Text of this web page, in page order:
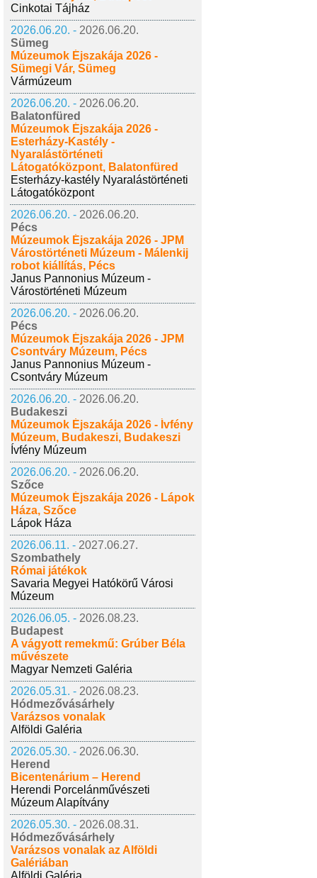
Cinkotai Tájház
2026.06.20. - 2026.06.20.
Sümeg
Múzeumok Éjszakája 2026 -
Sümegi Vár, Sümeg
Vármúzeum
2026.06.20. - 2026.06.20.
Balatonfüred
Múzeumok Éjszakája 2026 -
Esterházy-Kastély -
Nyaralástörténeti
Látogatóközpont, Balatonfüred
Esterházy-kastély Nyaralástörténeti
Látogatóközpont
2026.06.20. - 2026.06.20.
Pécs
Múzeumok Éjszakája 2026 - JPM
Várostörténeti Múzeum - Málenkij
robot kiállítás, Pécs
Janus Pannonius Múzeum -
Várostörténeti Múzeum
2026.06.20. - 2026.06.20.
Pécs
Múzeumok Éjszakája 2026 - JPM
Csontváry Múzeum, Pécs
Janus Pannonius Múzeum -
Csontváry Múzeum
2026.06.20. - 2026.06.20.
Budakeszi
Múzeumok Éjszakája 2026 - Ívfény
Múzeum, Budakeszi, Budakeszi
Ívfény Múzeum
2026.06.20. - 2026.06.20.
Szőce
Múzeumok Éjszakája 2026 - Lápok
Háza, Szőce
Lápok Háza
2026.06.11. - 2027.06.27.
Szombathely
Római játékok
Savaria Megyei Hatókörű Városi
Múzeum
2026.06.05. - 2026.08.23.
Budapest
A vágyott remekmű: Grúber Béla
művészete
Magyar Nemzeti Galéria
2026.05.31. - 2026.08.23.
Hódmezővásárhely
Varázsos vonalak
Alföldi Galéria
2026.05.30. - 2026.06.30.
Herend
Bicentenárium – Herend
Herendi Porcelánművészeti
Múzeum Alapítvány
2026.05.30. - 2026.08.31.
Hódmezővásárhely
Varázsos vonalak az Alföldi
Galériában
Alföldi Galéria